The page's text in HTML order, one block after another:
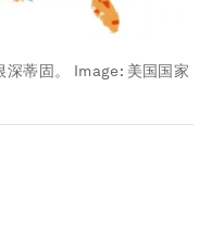
蒂固。 Image: 美国国家